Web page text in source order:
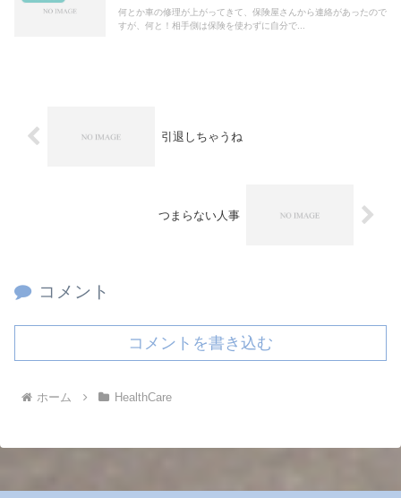
何とか車の修理が上がってきて、保険屋さんから連絡があったので
すが、何と！相手側は保険を使わずに自分で...
引退しちゃうね
つまらない人事
コメント
コメントを書き込む
ホーム HealthCare